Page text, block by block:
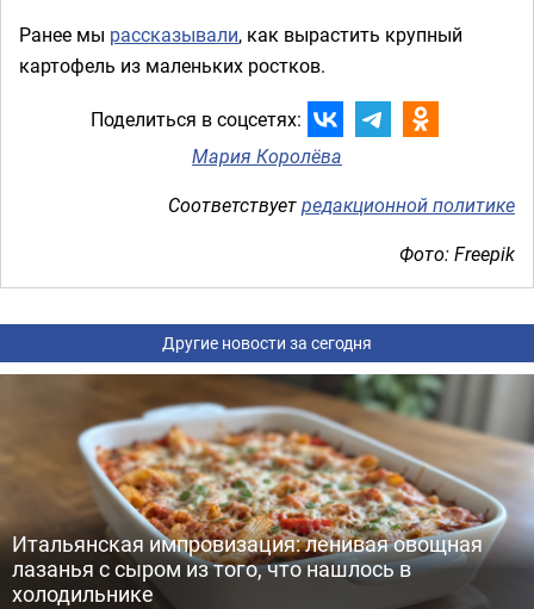
Ранее мы рассказывали, как вырастить крупный
картофель из маленьких ростков.
Поделиться в соцсетях:
Мария Королёва
Соответствуетредакционной политике
Фото: Freepik
Другие новости за сегодня
Итальянская импровизация: ленивая овощная
лазанья с сыром из того, что нашлось в
холодильнике